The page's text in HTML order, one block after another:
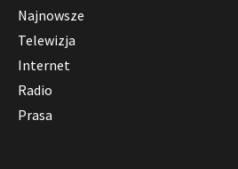
Najnowsze
Telewizja
Internet
Radio
Prasa